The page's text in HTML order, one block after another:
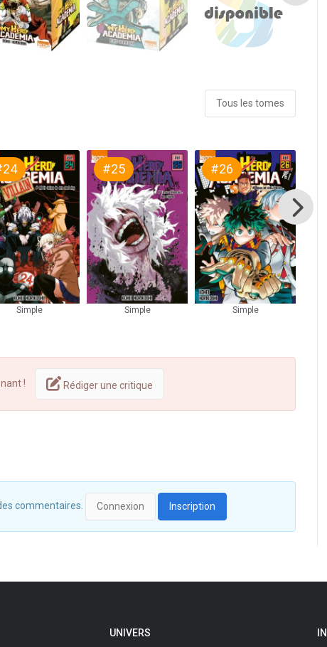
Tous les tomes
Simple
#25
Simple
#26
Simple
! Rédiger une critique
commentaires. Connexion Inscription
UNIVERS